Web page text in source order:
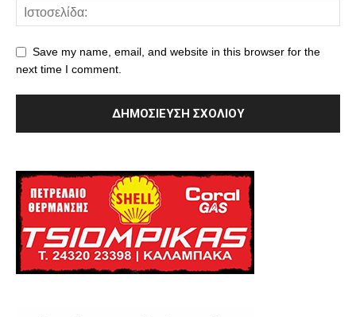
Save my name, email, and website in this browser for the
next time I comment.